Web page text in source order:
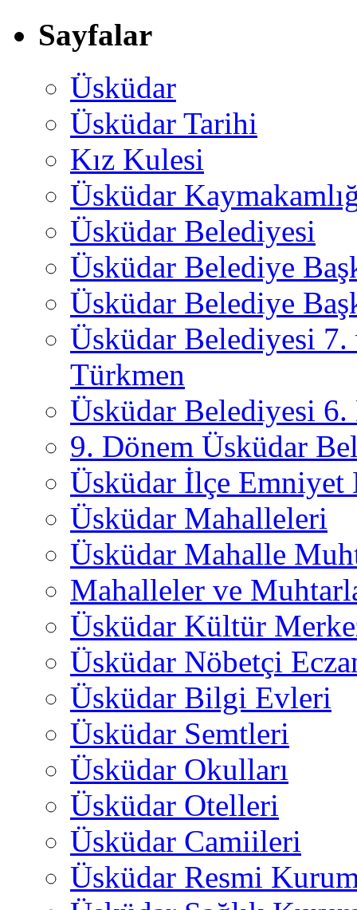
Sayfalar
Üsküdar
Üsküdar Tarihi
Kız Kulesi
Üsküdar
Üsküdar Belediyesi
Üsküdar Belediye
Üsküdar Belediye
Üsküdar Belediyesi
Türkmen
Üsküdar Belediyesi 6.
9. Dönem Üsküdar
Üsküdar İlçe
Üsküdar Mahalleleri
Üsküdar Mahalle
Mahalleler ve
Üsküdar Kültür
Üsküdar Nöbetçi
Üsküdar Bilgi Evleri
Üsküdar Semtleri
Üsküdar Okulları
Üsküdar Otelleri
Üsküdar Camiileri
Üsküdar Resmi